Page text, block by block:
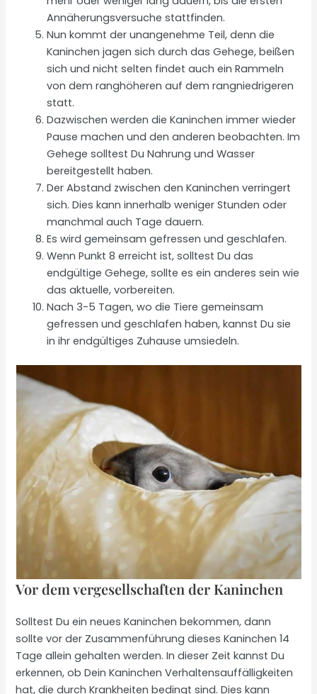
Annäherungsversuche stattfinden.
Nun kommt der unangenehme Teil, denn die
Kaninchen jagen sich durch das Gehege, beißen
sich und nicht selten findet auch ein Rammeln
von dem ranghöheren auf dem rangniedrigeren
statt.
Dazwischen werden die Kaninchen immer wieder
Pause machen und den anderen beobachten. Im
Gehege solltest Du Nahrung und Wasser
bereitgestellt haben.
Der Abstand zwischen den Kaninchen verringert
sich. Dies kann innerhalb weniger Stunden oder
manchmal auch Tage dauern.
Es wird gemeinsam gefressen und geschlafen.
Wenn Punkt 8 erreicht ist, solltest Du das
endgültige Gehege, sollte es ein anderes sein wie
das aktuelle, vorbereiten.
Nach 3-5 Tagen, wo die Tiere gemeinsam
gefressen und geschlafen haben, kannst Du sie
in ihr endgültiges Zuhause umsiedeln.
Vor dem vergesellschaften der Kaninchen
Solltest Du ein neues Kaninchen bekommen, dann
sollte vor der Zusammenführung dieses Kaninchen 14
Tage allein gehalten werden. In dieser Zeit kannst Du
erkennen, ob Dein Kaninchen Verhaltensauffälligkeiten
hat, die durch Krankheiten bedingt sind. Dies kann